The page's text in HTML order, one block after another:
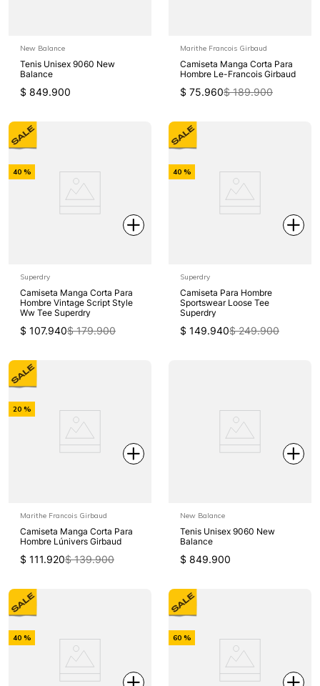
New Balance
Tenis Unisex 9060 New
Balance
$ 849.900
Marithe Francois Girbaud
Camiseta Manga Corta Para
Hombre Le-Francois Girbaud
$ 75.960$ 189.900
40 %
Superdry
Camiseta Manga Corta Para
Hombre Vintage Script Style
Ww Tee Superdry
$ 107.940$ 179.900
40 %
Superdry
Camiseta Para Hombre
Sportswear Loose Tee
Superdry
$ 149.940$ 249.900
-
20 %
Marithe Francois Girbaud
Camiseta Manga Corta Para
Hombre Lúnivers Girbaud
$ 111.920$ 139.900
New Balance
Tenis Unisex 9060 New
Balance
$ 849.900
-
40 %
-
60 %